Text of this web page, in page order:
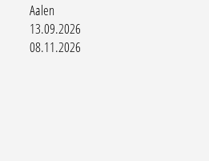
Aalen
13.09.2026
08.11.2026